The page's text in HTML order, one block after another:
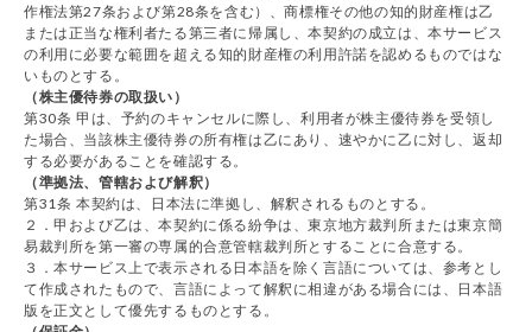
作権法第27条および第28条を含む）、商標権その他の知的財産権は乙
または正当な権利者たる第三者に帰属し、本契約の成立は、本サービス
の利用に必要な範囲を超える知的財産権の利用許諾を認めるものではな
いものとする。
（株主優待券の取扱い）
第30条 甲は、予約のキャンセルに際し、利用者が株主優待券を受領し
た場合、当該株主優待券の所有権は乙にあり、速やかに乙に対し、返却
する必要があることを確認する。
（準拠法、管轄および解釈）
第31条 本契約は、日本法に準拠し、解釈されるものとする。
２．甲および乙は、本契約に係る紛争は、東京地方裁判所または東京簡
易裁判所を第一審の専属的合意管轄裁判所とすることに合意する。
３．本サービス上で表示される日本語を除く言語については、参考とし
て作成されたもので、言語によって解釈に相違がある場合には、日本語
版を正文として優先するものとする。